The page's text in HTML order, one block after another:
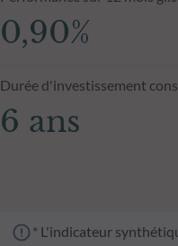
0,90%
Durée d'investissement
6 ans
* L'indicateur